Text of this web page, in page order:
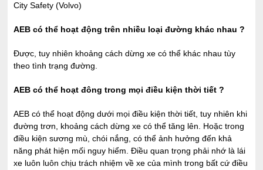
City Safety (Volvo)
AEB có thể hoạt động trên nhiều loại đường khác nhau ?
Được, tuy nhiên khoảng cách dừng xe có thể khác nhau tùy
theo tình trạng đường.
AEB có thể hoạt đông trong mọi điều kiện thời tiết ?
AEB có thể hoạt động dưới mọi điều kiện thời tiết, tuy nhiên khi
đường trơn, khoảng cách dừng xe có thể tăng lên. Hoặc trong
điều kiện sương mù, chói nắng, có thể ảnh hưởng đến khả
năng phát hiện mối nguy hiểm. Điều quan trọng phải nhớ là lái
xe luôn luôn chịu trách nhiệm về xe của mình trong bất cứ điều